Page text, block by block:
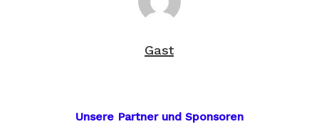
Gast
Unsere Partner und Sponsoren